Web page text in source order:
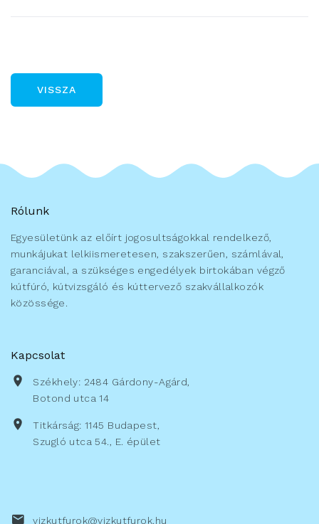
VISSZA
Rólunk
Egyesületünk az előírt jogosultságokkal rendelkező,
munkájukat lelkiismeretesen, szakszerűen, számlával,
garanciával, a szükséges engedélyek birtokában végző
kútfúró, kútvizsgáló és kúttervező szakvállalkozók
közössége.
Kapcsolat
Székhely: 2484 Gárdony-Agárd,
Botond utca 14
Titkárság: 1145 Budapest,
Szugló utca 54., E. épület
vizkutfurok@vizkutfurok.hu